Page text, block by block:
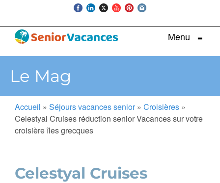
Menu ≡
Le Mag
Accueil » Séjours vacances senior» Croisières »
Celestyal Cruises réduction senior Vacances sur votre
croisière îles grecques
Celestyal Cruises